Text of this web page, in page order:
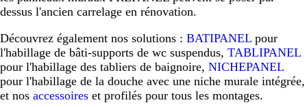
dessus l'ancien carrelage en rénovation.
Découvrez également nos solutions : BATIPANEL pour
l'habillage de bâti-supports de wc suspendus, TABLIPANEL
pour l'habillage des tabliers de baignoire, NICHEPANEL
pour l'habillage de la douche avec une niche murale intégrée,
et nos accessoires et profilés pour tous les montages.